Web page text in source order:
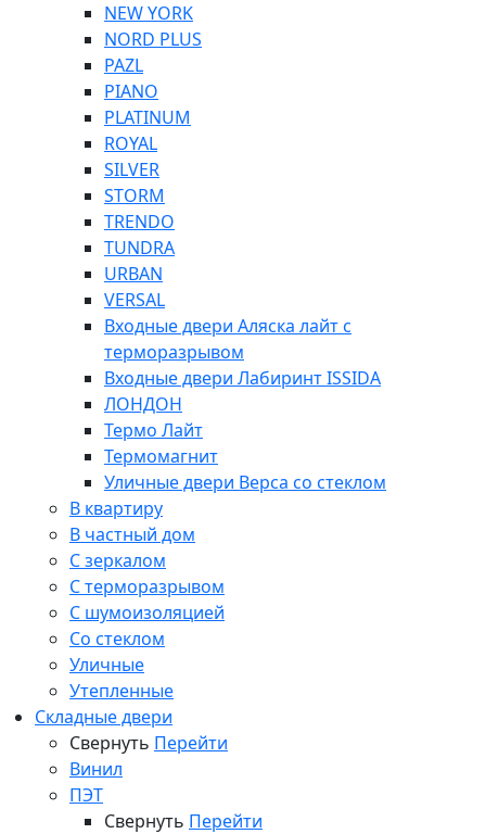
NEW YORK
NORD PLUS
PAZL
PIANO
PLATINUM
ROYAL
SILVER
STORM
TRENDO
TUNDRA
URBAN
VERSAL
Входные двери Аляска лайт с
терморазрывом
Входные двери Лабиринт ISSIDA
ЛОНДОН
Термо Лайт
Термомагнит
Уличные двери Верса со стеклом
В квартиру
В частный дом
С зеркалом
С терморазрывом
С шумоизоляцией
Со стеклом
Уличные
Утепленные
Складные двери
Свернуть Перейти
Винил
ПЭТ
Свернуть Перейти